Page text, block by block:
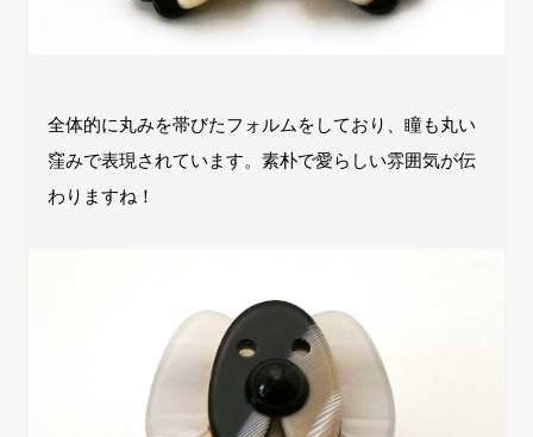
全体的に丸みを帯びたフォルムをしており、瞳も丸い
窪みで表現されています。素朴で愛らしい雰囲気が伝
わりますね！